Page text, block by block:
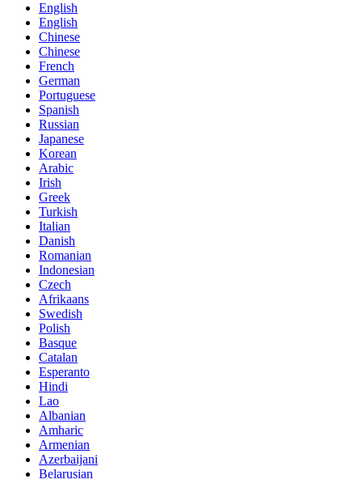
English
English
Chinese
Chinese
French
German
Portuguese
Spanish
Russian
Japanese
Korean
Arabic
Irish
Greek
Turkish
Italian
Danish
Romanian
Indonesian
Czech
Afrikaans
Swedish
Polish
Basque
Catalan
Esperanto
Hindi
Lao
Albanian
Amharic
Armenian
Azerbaijani
Belarusian